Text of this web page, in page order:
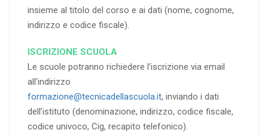
insieme al titolo del corso e ai dati (nome, cognome,
indirizzo e codice fiscale).
ISCRIZIONE SCUOLA
Le scuole potranno richiedere l’iscrizione via email
all’indirizzo
formazione@tecnicadellascuola.it, inviando i dati
dell’istituto (denominazione, indirizzo, codice fiscale,
codice univoco, Cig, recapito telefonico).